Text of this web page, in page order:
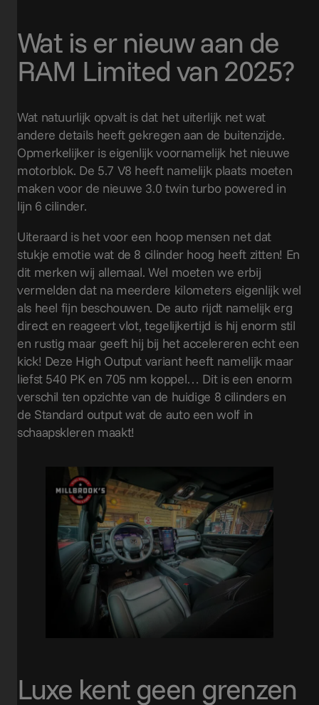
Wat is er nieuw aan de
RAM Limited van 2025?
Wat natuurlijk opvalt is dat het uiterlijk net wat
andere details heeft gekregen aan de buitenzijde.
Opmerkelijker is eigenlijk voornamelijk het nieuwe
motorblok. De 5.7 V8 heeft namelijk plaats moeten
maken voor de nieuwe 3.0 twin turbo powered in
lijn 6 cilinder.
Uiteraard is het voor een hoop mensen net dat
stukje emotie wat de 8 cilinder hoog heeft zitten! En
dit merken wij allemaal. Wel moeten we erbij
vermelden dat na meerdere kilometers eigenlijk wel
als heel fijn beschouwen. De auto rijdt namelijk erg
direct en reageert vlot, tegelijkertijd is hij enorm stil
en rustig maar geeft hij bij het accelereren echt een
kick! Deze High Output variant heeft namelijk maar
liefst 540 PK en 705 nm koppel… Dit is een enorm
verschil ten opzichte van de huidige 8 cilinders en
de Standard output wat de auto een wolf in
schaapskleren maakt!
Luxe kent geen grenzen